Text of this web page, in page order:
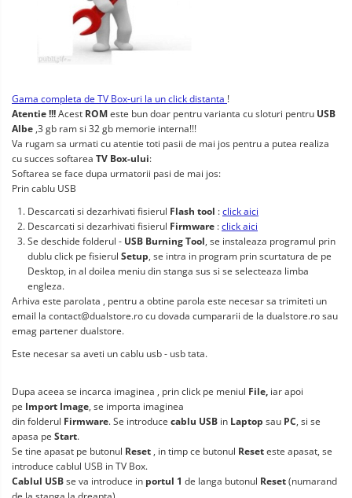
Gama completa de TV Box-uri la un click distanta !
Atentie !!!Acest ROMeste bun doar pentru varianta cu sloturi pentru USB
Albe ,3 gb ram si 32 gb memorie interna!!!
Va rugam sa urmati cu atentie toti pasii de mai jos pentru a putea realiza
cu succes softarea TV Box-ului:
Softarea se face dupa urmatorii pasi de mai jos:
Prin cablu USB
Descarcati si dezarhivati fisierul Flash tool :click aici
Descarcati si dezarhivati fisierul Firmware :click aici
Se deschide folderul - USB Burning Tool, se instaleaza programul prin
dublu click pe fisierul Setup, se intra in program prin scurtatura de pe
Desktop, in al doilea meniu din stanga sus si se selecteaza limba
engleza.
Arhiva este parolata , pentru a obtine parola este necesar sa trimiteti un
email la contact@dualstore.rocu dovada cumpararii de la dualstore.ro sau
emag partener dualstore.
Este necesar sa aveti un cablu usb - usb tata.
Dupa aceea se incarca imaginea , prin click pe meniul File, iar apoi
pe Import Image, se importa imaginea
din folderul Firmware. Se introduce cablu USB in Laptop sau PC, si se
apasa pe Start.
Se tine apasat pe butonul Reset , in timp ce butonul Reseteste apasat, se
introduce cablul USB in TV Box.
Cablul USBse va introduce in portul 1 de langa butonul Reset(numarand